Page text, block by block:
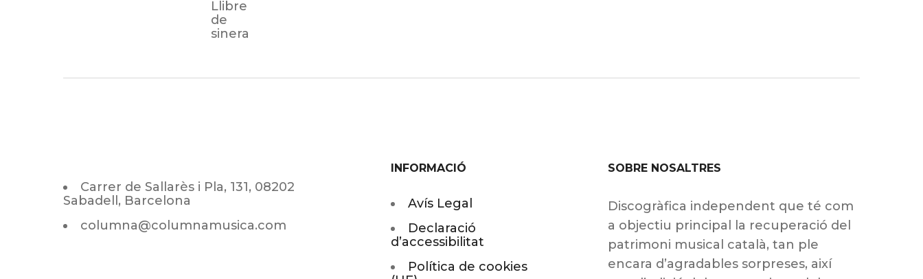
Carrer de Sallarès i Pla, 131, 08202
Sabadell, Barcelona
columna@columnamusica.com
INFORMACIÓ
Avís Legal
Declaració
d’accessibilitat
Política de cookies
SOBRE NOSALTRES
Discogràfica independent que té com
a objectiu principal la recuperació del
patrimoni musical català, tan ple
encara d’agradables sorpreses, així